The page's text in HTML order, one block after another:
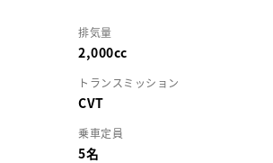
排気量
2,000cc
トランスミッション
CVT
乗車定員
5名